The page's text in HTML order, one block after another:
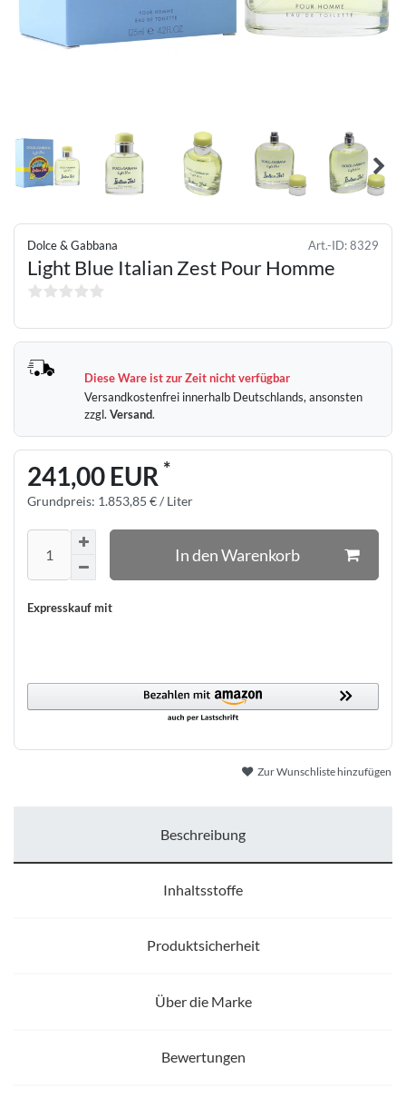
Dolce & Gabbana Art.-ID:8329
Light Blue Italian Zest Pour Homme
Diese Ware ist zur Zeit nicht verfügbar
Versandkostenfrei innerhalb Deutschlands, ansonsten
zzgl. Versand.
241,00 EUR *
Grundpreis: 1.853,85 € / Liter
In den Warenkorb
Expresskauf mit
Zur Wunschliste hinzufügen
Beschreibung
Inhaltsstoffe
Produktsicherheit
Über die Marke
Bewertungen